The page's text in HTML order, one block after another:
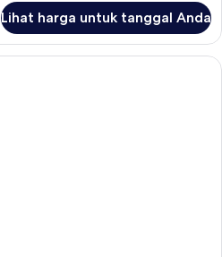
Lihat harga untuk tanggal Anda